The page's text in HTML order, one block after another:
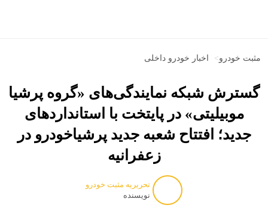
مثبت خودرو> اخبار خودرو داخلی
گسترش شبکه نمایندگی‌های «گروه پرشیا
موبیلیتی» در پایتخت با استانداردهای
جدید؛ افتتاح شعبه جدید پرشیاخودرو در
زعفرانیه
تحریریه مثبت خودرو
نویسنده